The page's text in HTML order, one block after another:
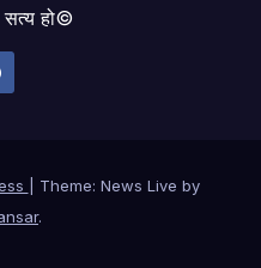
सत्य हो©
Theme: News Live by
.